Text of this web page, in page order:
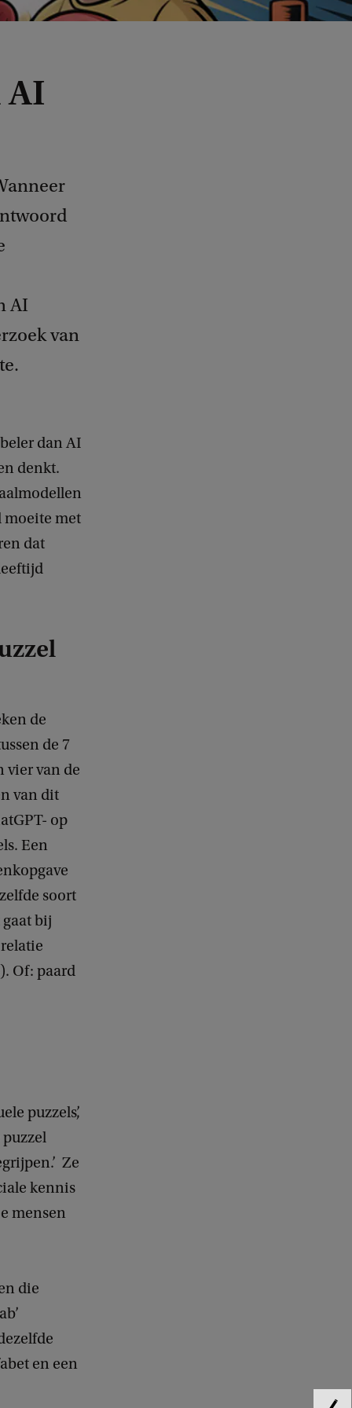
AI
AI
van
dan AI
denkt.
moeite met
dat
de
de 7
vier van de
van dit
op
Een
soort
bij
Of: paard
puzzels’,
puzzel
Ze
kennis
mensen
die
en een